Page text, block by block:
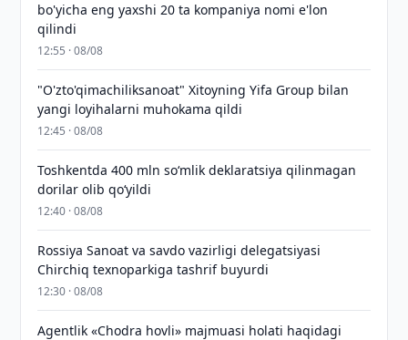
bo'yicha eng yaxshi 20 ta kompaniya nomi e'lon
qilindi
12:55 · 08/08
"O'zto'qimachiliksanoat" Xitoyning Yifa Group bilan
yangi loyihalarni muhokama qildi
12:45 · 08/08
Toshkentda 400 mln so‘mlik deklaratsiya qilinmagan
dorilar olib qo‘yildi
12:40 · 08/08
Rossiya Sanoat va savdo vazirligi delegatsiyasi
Chirchiq texnoparkiga tashrif buyurdi
12:30 · 08/08
Agentlik «Chodra hovli» majmuasi holati haqidagi